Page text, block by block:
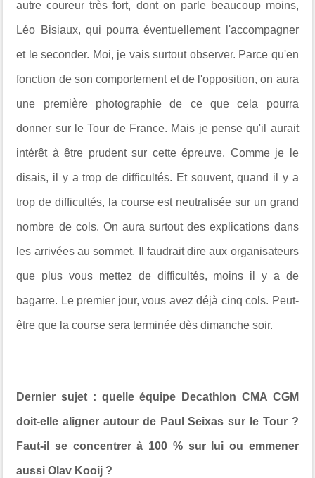
autre coureur très fort, dont on parle beaucoup moins,
Léo Bisiaux, qui pourra éventuellement l'accompagner
et le seconder. Moi, je vais surtout observer. Parce qu'en
fonction de son comportement et de l'opposition, on aura
une première photographie de ce que cela pourra
donner sur le Tour de France. Mais je pense qu'il aurait
intérêt à être prudent sur cette épreuve. Comme je le
disais, il y a trop de difficultés. Et souvent, quand il y a
trop de difficultés, la course est neutralisée sur un grand
nombre de cols. On aura surtout des explications dans
les arrivées au sommet. Il faudrait dire aux organisateurs
que plus vous mettez de difficultés, moins il y a de
bagarre. Le premier jour, vous avez déjà cinq cols. Peut-
être que la course sera terminée dès dimanche soir.
Dernier sujet : quelle équipe Decathlon CMA CGM
doit-elle aligner autour de Paul Seixas sur le Tour ?
Faut-il se concentrer à 100 % sur lui ou emmener
aussi Olav Kooij ?